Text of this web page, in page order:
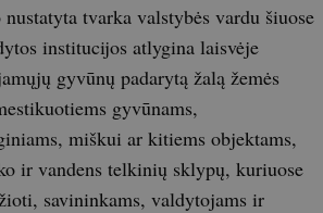
tvarka valstybės vardu šiuose
institucijos atlygina laisvėje
gyvūnų padarytą žalą žemės
gyvūnams,
miškui ar kitiems objektams,
ir vandens telkinių sklypų, kuriuose
savininkams, valdytojams ir